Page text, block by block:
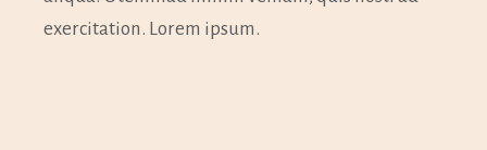
exercitation. Lorem ipsum.